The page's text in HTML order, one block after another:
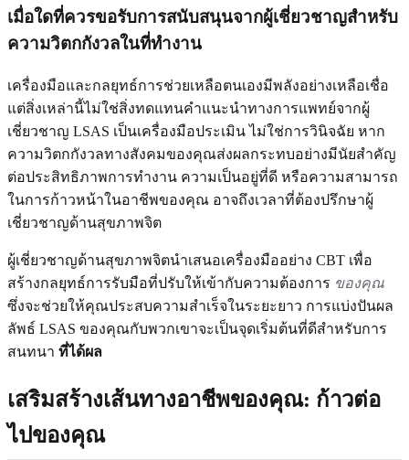
เมื่อใดที่ควรขอรับการสนับสนุนจากผู้เชี่ยวชาญสำหรับ
ความวิตกกังวลในที่ทำงาน
เครื่องมือและกลยุทธ์การช่วยเหลือตนเองมีพลังอย่างเหลือเชื่อ
แต่สิ่งเหล่านี้ไม่ใช่สิ่งทดแทนคำแนะนำทางการแพทย์จากผู้
เชี่ยวชาญ LSAS เป็นเครื่องมือประเมิน ไม่ใช่การวินิจฉัย หาก
ความวิตกกังวลทางสังคมของคุณส่งผลกระทบอย่างมีนัยสำคัญ
ต่อประสิทธิภาพการทำงาน ความเป็นอยู่ที่ดี หรือความสามารถ
ในการก้าวหน้าในอาชีพของคุณ อาจถึงเวลาที่ต้องปรึกษาผู้
เชี่ยวชาญด้านสุขภาพจิต
ผู้เชี่ยวชาญด้านสุขภาพจิตนำเสนอเครื่องมืออย่าง CBT เพื่อ
สร้างกลยุทธ์การรับมือที่ปรับให้เข้ากับความต้องการ ของคุณ
ซึ่งจะช่วยให้คุณประสบความสำเร็จในระยะยาว การแบ่งปันผล
ลัพธ์ LSAS ของคุณกับพวกเขาจะเป็นจุดเริ่มต้นที่ดีสำหรับการ
สนทนา ที่ได้ผล
เสริมสร้างเส้นทางอาชีพของคุณ: ก้าวต่อ
ไปของคุณ